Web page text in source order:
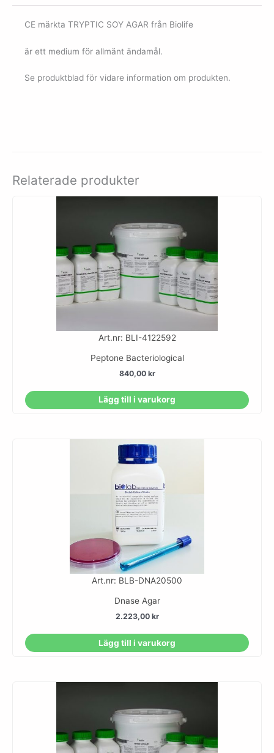
CE märkta TRYPTIC SOY AGAR från Biolife
är ett medium för allmänt ändamål.
Se produktblad för vidare information om produkten.
Relaterade produkter
Art.nr: BLI-4122592
Peptone Bacteriological
840,00 kr
Lägg till i varukorg
Art.nr: BLB-DNA20500
Dnase Agar
2.223,00 kr
Lägg till i varukorg